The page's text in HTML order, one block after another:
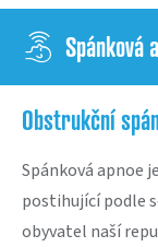
Spánková
Obstrukční
Spánková apnoe
postihující podle
obyvatel naší